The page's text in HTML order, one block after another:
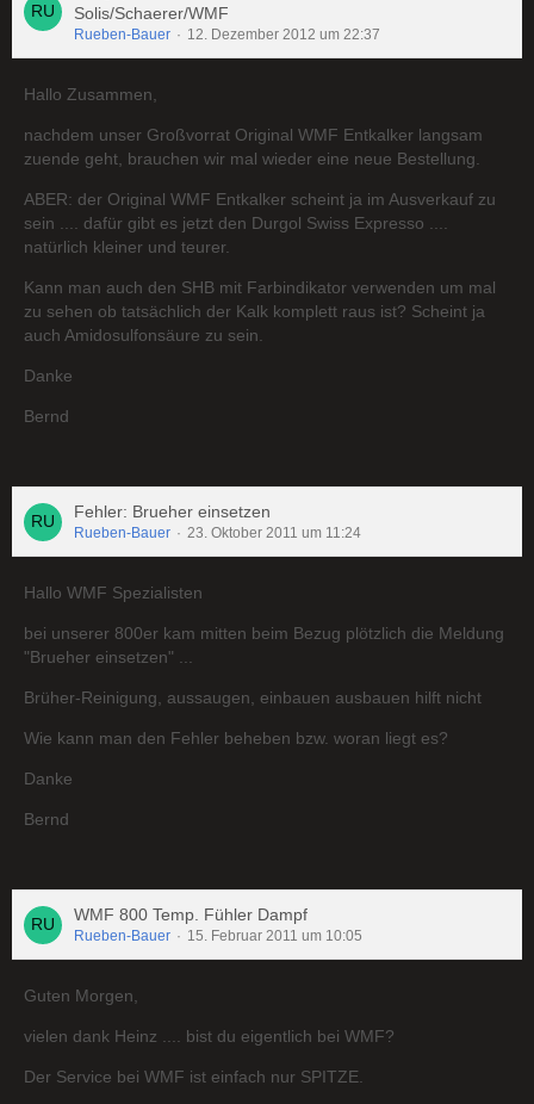
Solis/Schaerer/WMF
Rueben-Bauer 12. Dezember 2012 um 22:37
Hallo Zusammen,
nachdem unser Großvorrat Original WMF Entkalker langsam
zuende geht, brauchen wir mal wieder eine neue Bestellung.
ABER: der Original WMF Entkalker scheint ja im Ausverkauf zu
sein .... dafür gibt es jetzt den Durgol Swiss Expresso ....
natürlich kleiner und teurer.
Kann man auch den SHB mit Farbindikator verwenden um mal
zu sehen ob tatsächlich der Kalk komplett raus ist? Scheint ja
auch Amidosulfonsäure zu sein.
Danke
Bernd
Fehler: Brueher einsetzen
Rueben-Bauer 23. Oktober 2011 um 11:24
Hallo WMF Spezialisten
bei unserer 800er kam mitten beim Bezug plötzlich die Meldung
"Brueher einsetzen" ...
Brüher-Reinigung, aussaugen, einbauen ausbauen hilft nicht
Wie kann man den Fehler beheben bzw. woran liegt es?
Danke
Bernd
WMF 800 Temp. Fühler Dampf
Rueben-Bauer 15. Februar 2011 um 10:05
Guten Morgen,
vielen dank Heinz .... bist du eigentlich bei WMF?
Der Service bei WMF ist einfach nur SPITZE.